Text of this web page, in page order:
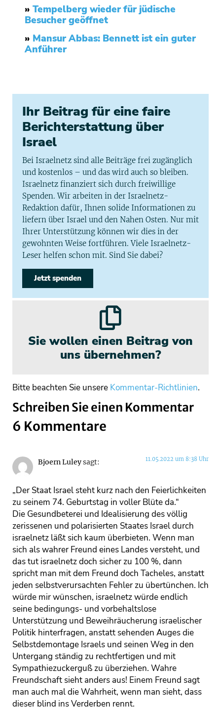
» Tempelberg wieder für jüdische
Besucher geöffnet
» Mansur Abbas: Bennett ist ein guter
Anführer
Ihr Beitrag für eine faire
Berichterstattung über
Israel
Bei Israelnetz sind alle Beiträge frei zugänglich
und kostenlos – und das wird auch so bleiben.
Israelnetz finanziert sich durch freiwillige
Spenden. Wir arbeiten in der Israelnetz-
Redaktion dafür, Ihnen solide Informationen zu
liefern über Israel und den Nahen Osten. Nur mit
Ihrer Unterstützung können wir dies in der
gewohnten Weise fortführen. Viele Israelnetz-
Leser helfen schon mit. Sind Sie dabei?
Jetzt spenden
Sie wollen einen Beitrag von
uns übernehmen?
Bitte beachten Sie unsere Kommentar-Richtlinien.
Schreiben Sie einen Kommentar
6 Kommentare
Bjoern Luleysagt: 11.05.2022 um 8:38 Uhr
„Der Staat Israel steht kurz nach den Feierlichkeiten
zu seinem 74. Geburtstag in voller Blüte da.“
Die Gesundbeterei und Idealisierung des völlig
zerissenen und polarisierten Staates Israel durch
israelnetz läßt sich kaum überbieten. Wenn man
sich als wahrer Freund eines Landes versteht, und
das tut israelnetz doch sicher zu 100 %, dann
spricht man mit dem Freund doch Tacheles, anstatt
jeden selbstverursachten Fehler zu übertünchen. Ich
würde mir wünschen, israelnetz würde endlich
seine bedingungs- und vorbehaltslose
Unterstützung und Beweihräucherung israelischer
Politik hinterfragen, anstatt sehenden Auges die
Selbstdemontage Israels und seinen Weg in den
Untergang ständig zu rechtfertigen und mit
Sympathiezuckerguß zu überziehen. Wahre
Freundschaft sieht anders aus! Einem Freund sagt
man auch mal die Wahrheit, wenn man sieht, dass
dieser blind ins Verderben rennt.